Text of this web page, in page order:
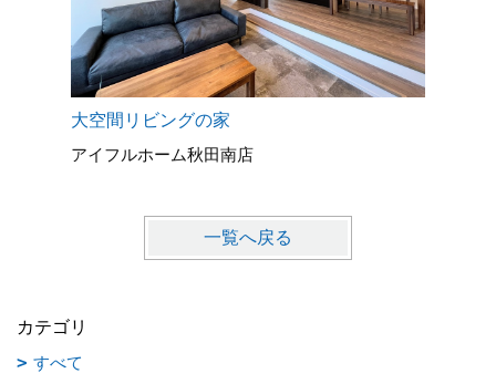
大空間リビングの家
アイフルホーム秋田南店
一覧へ戻る
カテゴリ
すべて